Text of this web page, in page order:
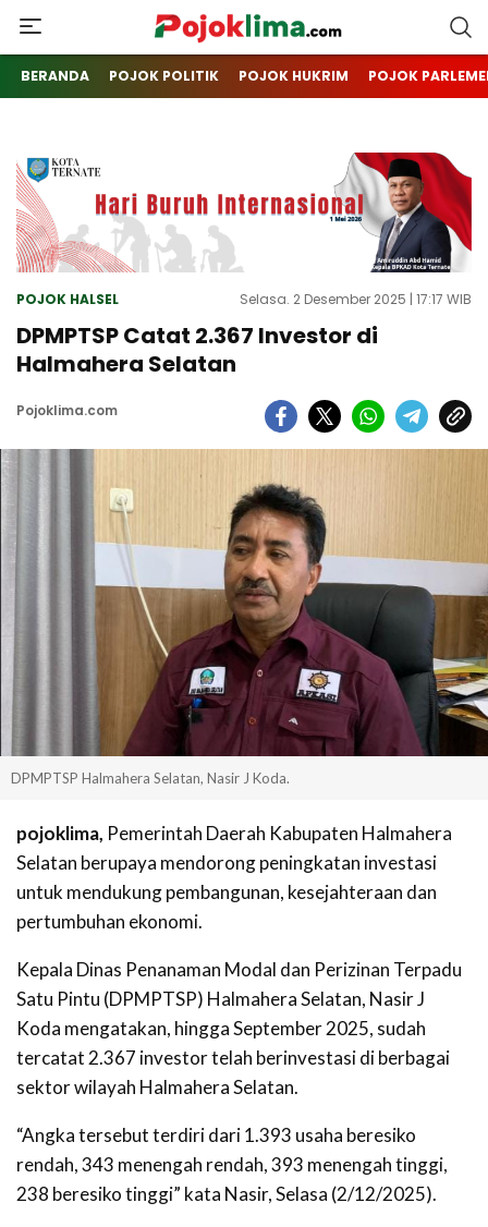
pojoklima.com
Mojokin
BERANDA POJOK POLITIK POJOK HUKRIM POJOK
POJOK HALSEL Selasa. 2 Desember 2025 | 17:17 WIB
DPMPTSP Catat 2.367 Investor di
Halmahera Selatan
Pojoklima.com
DPMPTSP Halmahera Selatan, Nasir J Koda.
pojoklima, Pemerintah Daerah Kabupaten Halmahera
Selatan berupaya mendorong peningkatan investasi
untuk mendukung pembangunan, kesejahteraan dan
pertumbuhan ekonomi.
Kepala Dinas Penanaman Modal dan Perizinan Terpadu
Satu Pintu (DPMPTSP) Halmahera Selatan, Nasir J
Koda mengatakan, hingga September 2025, sudah
tercatat 2.367 investor telah berinvestasi di berbagai
sektor wilayah Halmahera Selatan.
“Angka tersebut terdiri dari 1.393 usaha beresiko
rendah, 343 menengah rendah, 393 menengah tinggi,
238 beresiko tinggi” kata Nasir, Selasa (2/12/2025).